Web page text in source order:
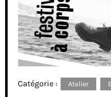
Catégorie : Atelier